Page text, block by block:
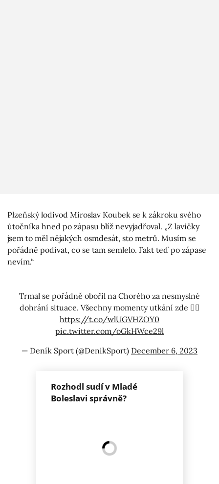
Plzeňský lodivod Miroslav Koubek se k zákroku svého
útočníka hned po zápasu blíž nevyjadřoval. „Z lavičky
jsem to měl nějakých osmdesát, sto metrů. Musím se
pořádně podívat, co se tam semlelo. Fakt teď po zápase
nevím.“
Trmal se pořádně obořil na Chorého za nesmyslné
dohrání situace. Všechny momenty utkání zde 👉🏼
https://t.co/wlUGVHZOY0
pic.twitter.com/oGkHWce29l
— Deník Sport (@DenikSport) December 6, 2023
Rozhodl sudí v Mladé
Boleslavi správně?